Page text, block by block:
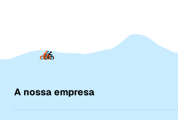
A nossa empresa